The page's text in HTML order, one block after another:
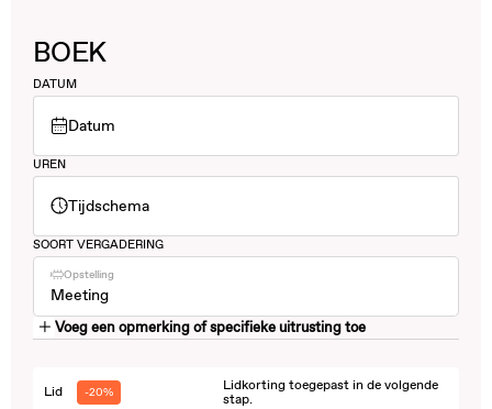
BOEK
DATUM
Datum
UREN
Tijdschema
SOORT VERGADERING
Opstelling
Meeting
Voeg een opmerking of specifieke uitrusting toe
Lid -20%
Lidkorting toegepast in de volgende
stap.